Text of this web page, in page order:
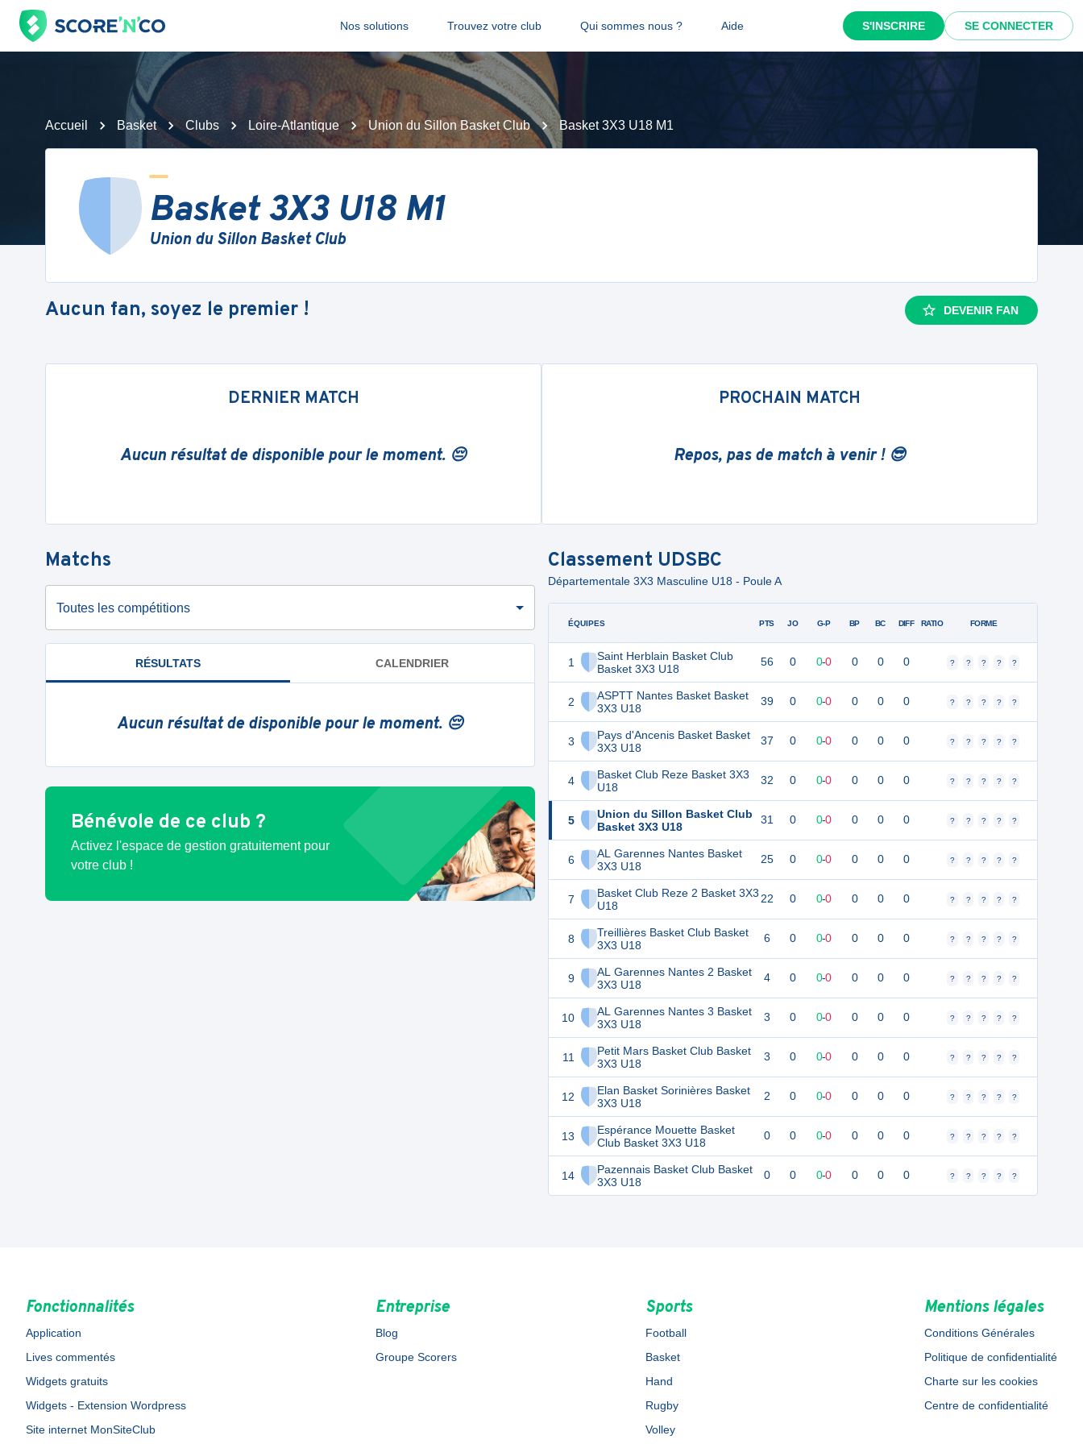
Nos solutions Trouvez votre club Qui sommes nous ? Aide S'INSCRIRE SE CONNECTER
Accueil Basket Clubs Loire-Atlantique Union du Sillon Basket Club Basket 3X3 U18 M1
Basket 3X3 U18 M1
Union du Sillon Basket Club
Aucun fan, soyez le premier ! DEVENIR FAN
DERNIER MATCH
Aucun résultat de disponible pour le moment. 😔
PROCHAIN MATCH
Repos, pas de match à venir ! 😎
Matchs
Toutes les compétitions
RÉSULTATS CALENDRIER
Aucun résultat de disponible pour le moment. 😔
Bénévole de ce club ?
Activez l'espace de gestion gratuitement pour
votre club !
Classement UDSBC
Départementale 3X3 Masculine U18 - Poule A
ÉQUIPES
1
Saint Herblain Basket Club
Basket 3X3 U18
2
ASPTT Nantes Basket Basket
3X3 U18
3
Pays d'Ancenis Basket Basket
3X3 U18
4
Basket Club Reze Basket 3X3
U18
5
Union du Sillon Basket Club
Basket 3X3 U18
6
AL Garennes Nantes Basket
3X3 U18
7
Basket Club Reze 2 Basket 3X3
U18
8
Treillières Basket Club Basket
3X3 U18
9
AL Garennes Nantes 2 Basket
3X3 U18
10
AL Garennes Nantes 3 Basket
3X3 U18
11
Petit Mars Basket Club Basket
3X3 U18
12
Elan Basket Sorinières Basket
3X3 U18
13
Espérance Mouette Basket
Club Basket 3X3 U18
14
Pazennais Basket Club Basket
3X3 U18
PTS JO G-P BP BC DIFF RATIO FORME
56 0 0-0 0 0 0 ? ? ? ? ?
39 0 0-0 0 0 0 ? ? ? ? ?
37 0 0-0 0 0 0 ? ? ? ? ?
32 0 0-0 0 0 0 ? ? ? ? ?
31 0 0-0 0 0 0 ? ? ? ? ?
25 0 0-0 0 0 0 ? ? ? ? ?
22 0 0-0 0 0 0 ? ? ? ? ?
6 0 0-0 0 0 0 ? ? ? ? ?
4 0 0-0 0 0 0 ? ? ? ? ?
3 0 0-0 0 0 0 ? ? ? ? ?
3 0 0-0 0 0 0 ? ? ? ? ?
2 0 0-0 0 0 0 ? ? ? ? ?
0 0 0-0 0 0 0 ? ? ? ? ?
0 0 0-0 0 0 0 ? ? ? ? ?
Fonctionnalités
Application
Lives commentés
Widgets gratuits
Widgets - Extension Wordpress
Site internet MonSiteClub
Entreprise
Blog
Groupe Scorers
Sports
Football
Basket
Hand
Rugby
Volley
Mentions légales
Conditions Générales
Politique de confidentialité
Charte sur les cookies
Centre de confidentialité